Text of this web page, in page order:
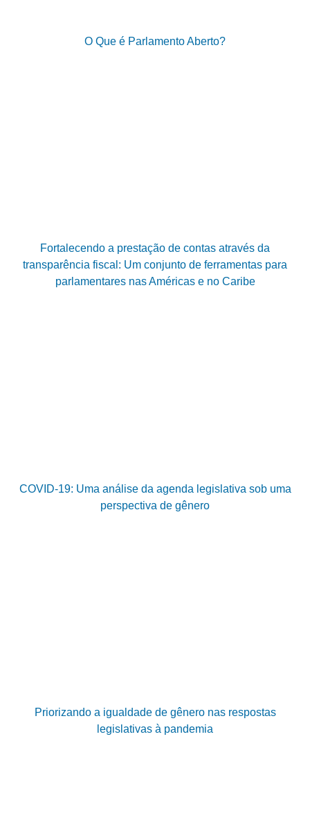
O Que é Parlamento Aberto?
Fortalecendo a prestação de contas através da
transparência fiscal: Um conjunto de ferramentas para
parlamentares nas Américas e no Caribe
COVID-19: Uma análise da agenda legislativa sob uma
perspectiva de gênero
Priorizando a igualdade de gênero nas respostas
legislativas à pandemia